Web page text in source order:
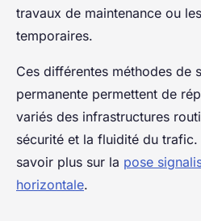
travaux de maintenance ou
temporaires.
Ces différentes méthodes de
permanente permettent de
variés des infrastructures
sécurité et la fluidité du
savoir plus sur la pose
horizontale.